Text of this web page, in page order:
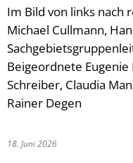
Im Bild von links nach
Michael Cullmann,
Beigeordnete Eugenie
Schreiber, Claudia
Rainer Degen
18. Juni 2026